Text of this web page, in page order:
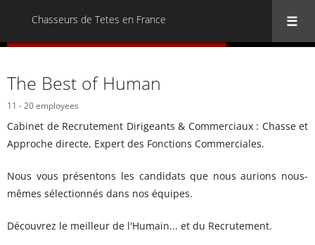
Chasseurs de Tetes en France
The Best of Human
11 - 20 employees
Cabinet de Recrutement Dirigeants & Commerciaux : Chasse et
Approche directe, Expert des Fonctions Commerciales.
Nous vous présentons les candidats que nous aurions nous-
mêmes sélectionnés dans nos équipes.
Découvrez le meilleur de l'Humain... et du Recrutement.